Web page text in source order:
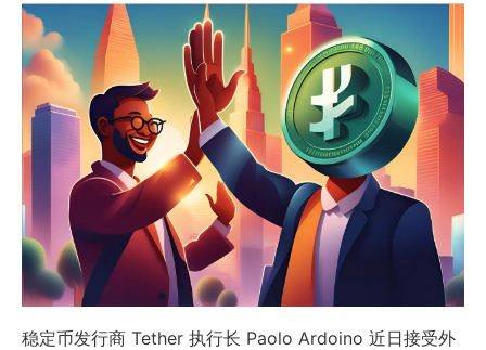
稳定币发行商 Tether 执行长 Paolo Ardoino 近日接受外